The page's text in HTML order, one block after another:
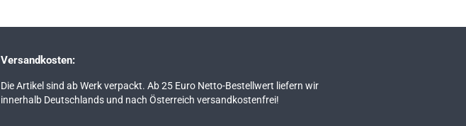
Versandkosten:
Die Artikel sind ab Werk verpackt. Ab 25 Euro Netto-Bestellwert liefern wir
innerhalb Deutschlands und nach Österreich versandkostenfrei!